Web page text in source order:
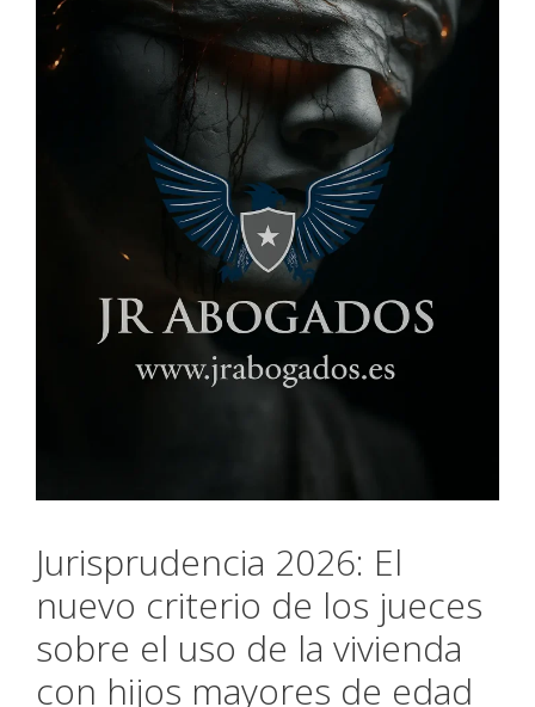
Jurisprudencia 2026: El
nuevo criterio de los jueces
sobre el uso de la vivienda
con hijos mayores de edad